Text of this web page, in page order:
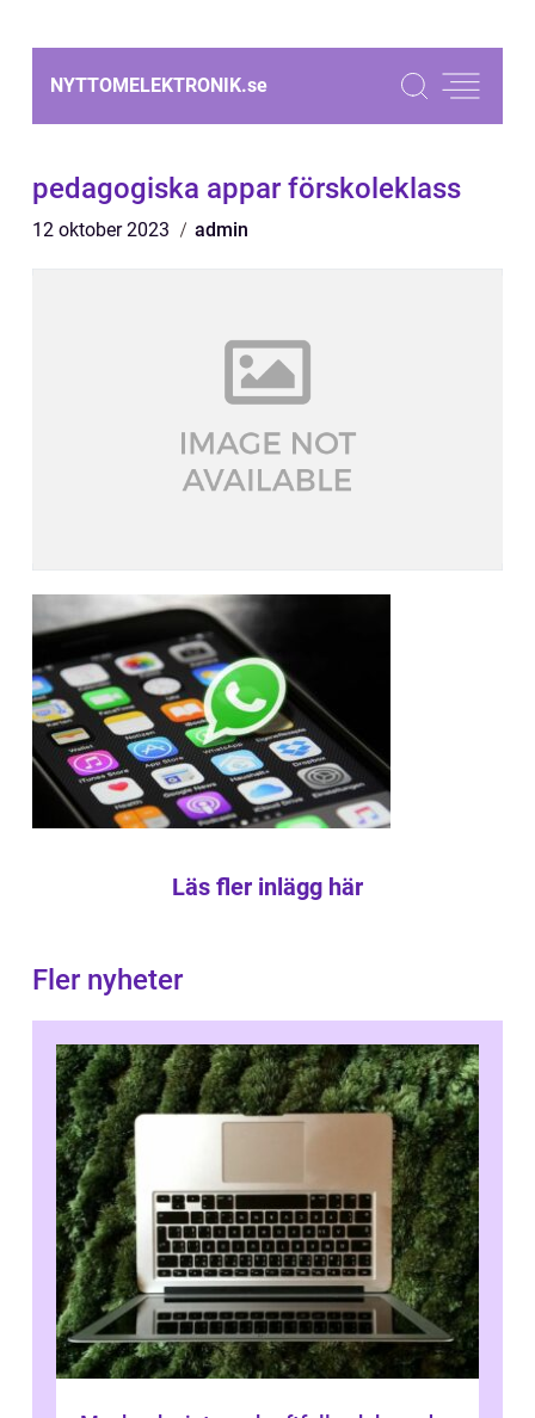
NYTTOMELEKTRONIK.se
pedagogiska appar förskoleklass
12 oktober 2023 admin
Läs fler inlägg här
Fler nyheter